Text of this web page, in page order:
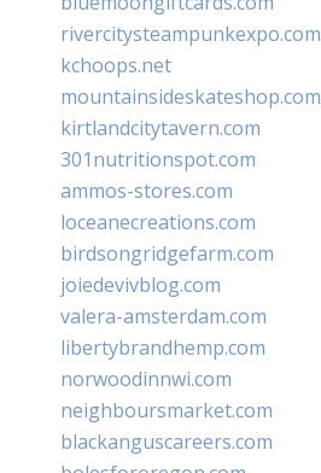
rivercitysteampunkexpo.com
kchoops.net
mountainsideskateshop.com
kirtlandcitytavern.com
301nutritionspot.com
ammos-stores.com
loceanecreations.com
birdsongridgefarm.com
joiedevivblog.com
valera-amsterdam.com
libertybrandhemp.com
norwoodinnwi.com
neighboursmarket.com
blackanguscareers.com